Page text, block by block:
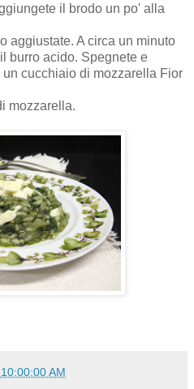
il brodo un po' alla
aggiustate. A circa un minuto
burro acido. Spegnete e
cucchiaio di mozzarella Fior
mozzarella.
AM